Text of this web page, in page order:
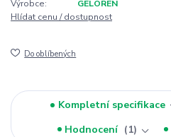
Výrobce:
GELOREN
Hlídat cenu / dostupnost
Do oblíbených
Kompletní specifikace
Hodnocení
1